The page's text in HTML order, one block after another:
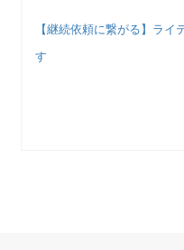
【継続依頼に繋がる】ライ
す